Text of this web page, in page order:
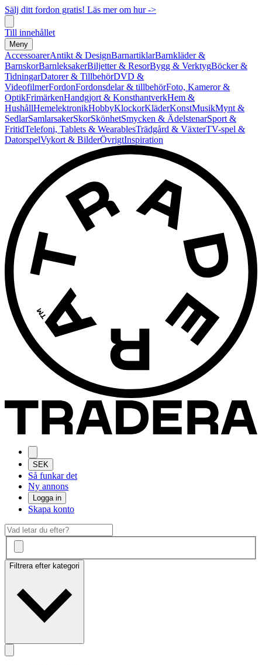
Sälj ditt fordon gratis! Läs mer om hur ->
Till innehållet
Meny
AccessoarerAntikt & DesignBarnartiklarBarnkläder &
BarnskorBarnleksakerBiljetter & ResorBygg & VerktygBöcker &
TidningarDatorer & TillbehörDVD &
VideofilmerFordonFordonsdelar & tillbehörFoto, Kameror &
OptikFrimärkenHandgjort & KonsthantverkHem &
HushållHemelektronikHobbyKlockorKläderKonstMusikMynt &
SedlarSamlarsakerSkorSkönhetSmycken & ÄdelstenarSport &
FritidTelefoni, Tablets & WearablesTrädgård & VäxterTV-spel &
DatorspelVykort & BilderÖvrigtInspiration
SEK
Så funkar det
Ny annons
Logga in
Skapa konto
Filtrera efter kategori